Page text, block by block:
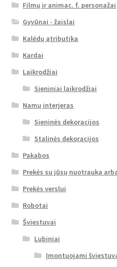
Filmų ir animac. f. personažai
Gyvūnai - žaislai
Kalėdų atributika
Kardai
Laikrodžiai
Sieniniai laikrodžiai
Namų interjeras
Sieninės dekoracijos
Stalinės dekoracijos
Pakabos
Prekės su jūsų nuotrauka
Prekės verslui
Robotai
Šviestuvai
Lubiniai
Įmontuojami